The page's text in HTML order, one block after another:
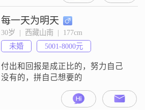
这个平台，能够找个伴侣陪我一起
共同铸造一个快乐幸福之家。现在
的我是趁着自己还年轻，为了能让
家里人过得更好，继续奋斗着！我
对另一半的要求也不多，只要相互
之间能够坦诚相待，尊重彼此。非
诚勿扰！嘿嘿嘿！！
每一天为明天
30岁  |  西藏山南  |  177cm
未婚
5001-8000元
付出和回报是成正比的，努力自己
没有的，拼自己想要的